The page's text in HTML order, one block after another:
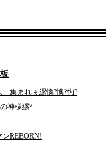
集まれぇ縲懊?懊?怐?
神様縲?
REBORN!